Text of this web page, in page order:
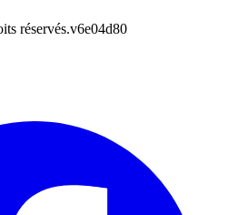
réservés.v6e04d80